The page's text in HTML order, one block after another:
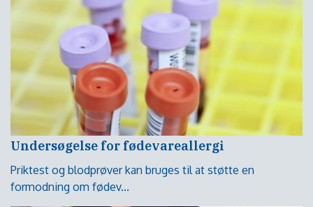
Undersøgelse for fødevareallergi
Priktest og blodprøver kan bruges til at støtte en
formodning om fødev...